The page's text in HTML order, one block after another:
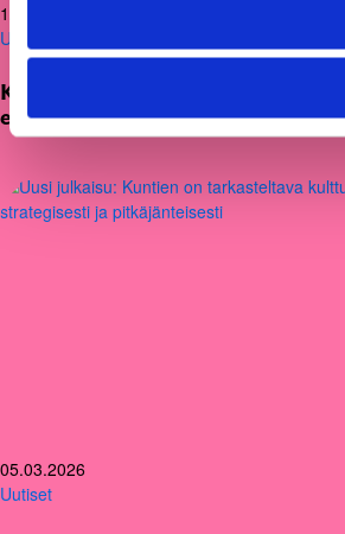
12.06.2026
Uutiset
KAKS teki apurahapäätökset
ensimmäisestä hausta
05.03.2026
Uutiset